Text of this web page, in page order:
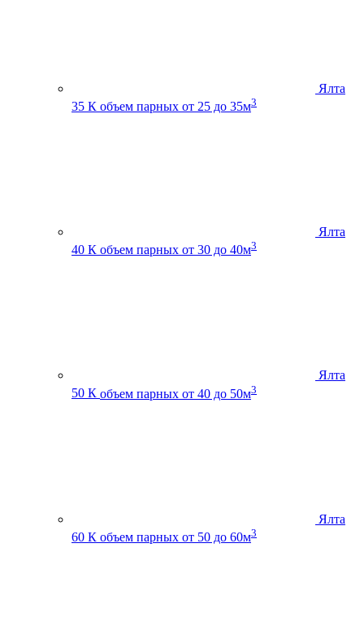
Ялта
35 К объем парных от 25 до 35м3
Ялта
40 К объем парных от 30 до 40м3
Ялта
50 К объем парных от 40 до 50м3
Ялта
60 К объем парных от 50 до 60м3